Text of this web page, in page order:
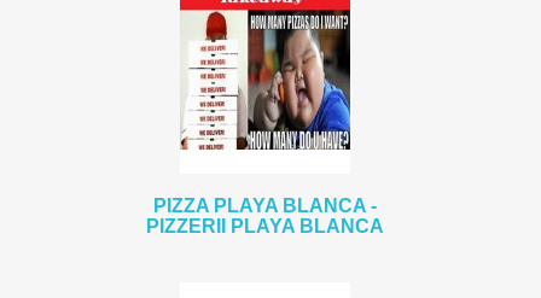
PIZZA PLAYA BLANCA -
PIZZERII PLAYA BLANCA